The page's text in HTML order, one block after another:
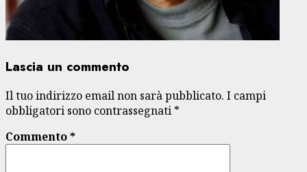
Lascia un commento
Il tuo indirizzo email non sarà pubblicato. I campi
obbligatori sono contrassegnati *
Commento*